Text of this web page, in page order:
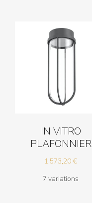
IN VITRO
PLAFONNIER
1.573,20€
7 variations